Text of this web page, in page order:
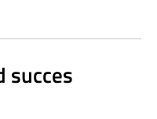
succes